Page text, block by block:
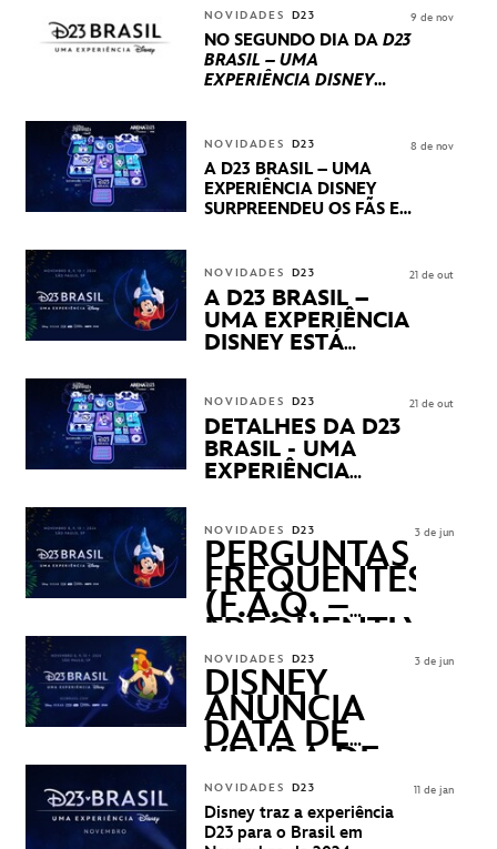
INTERNACIONAIS E
PRODUÇÕES BRASILEIRAS
NOVIDADES D23
NO SEGUNDO DIA DA D23
BRASIL – UMA
EXPERIÊNCIA DISNEY
STUDIOS REVELARAM
PRÉVIAS E NOVIDADES
DOS SEUS PRÓXIMOS
LANÇAMENTOS
9 de nov
NOVIDADES D23
A D23 BRASIL – UMA
EXPERIÊNCIA DISNEY
SURPREENDEU OS FÃS EM
APRESENTAÇÕES E
PRODUTOS EXCLUSIVOS
NO TRANSAMÉRICA EXPO
CENTER EM SÃO PAULO
8 de nov
NOVIDADES D23
A D23 BRASIL –
UMA EXPERIÊNCIA
DISNEY ESTÁ
21 de out
NOVIDADES D23
DETALHES DA D23
BRASIL - UMA
EXPERIÊNCIA
21 de out
NOVIDADES D23
PERGUNTAS
FREQUENTES
(F.A.Q. –
FREQUENTLY
ASKED
QUESTIONS)
3 de jun
NOVIDADES D23
DISNEY
ANUNCIA
DATA DE
VENDA DE
INGRESSOS
PARA A D23
BRASIL -
3 de jun
NOVIDADES D23
Disney traz a experiência
D23 para o Brasil em
11 de jan